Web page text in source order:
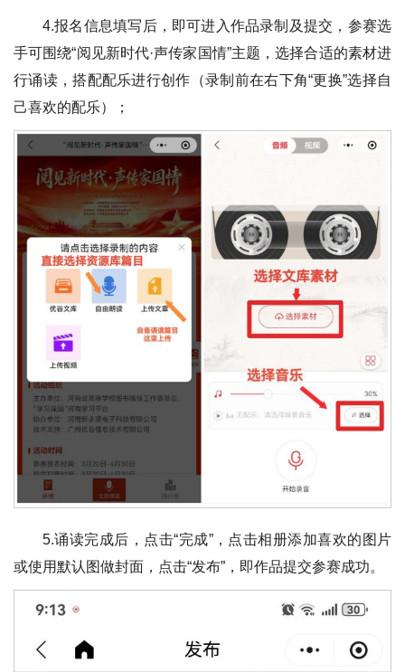
4.报名信息填写后，即可进入作品录制及提交，参赛选
手可围绕“阅见新时代·声传家国情”主题，选择合适的素材进
行诵读，搭配配乐进行创作（录制前在右下角“更换”选择自
己喜欢的配乐）；
5.诵读完成后，点击“完成”，点击相册添加喜欢的图片
或使用默认图做封面，点击“发布”，即作品提交参赛成功。